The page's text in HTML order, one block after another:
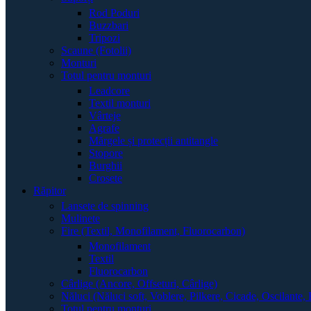
Rod Poduri
Buzzbari
Tripozi
Scaune (Fotolii)
Monturi
Totul pentru monturi
Leadcore
Textil monturi
Vârteje
Agrafe
Mărgele și protecții antitangle
Stopore
Burghii
Crosete
Răpitor
Lansete de spinning
Mulinete
Fire (Textil, Monofilament, Fluorocarbon)
Monofilament
Textil
Fluorocarbon
Cârlige (Ancore, Offseturi, Cârlige)
Năluci (Năluci soft, Voblere, Pilkere, Cicade, Oscilante,
Totul pentru monturi